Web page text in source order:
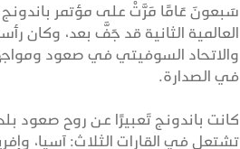
سَبعونَ عَامًا مَرَّتْ على مؤتمر
العالمية الثانية قد جَفَّ بعد، وكان
والاتحاد السوفيتي في صعود
في الصدارة.
كانت باندونج تَعبيرًا عن روح صعود
تشتعل في القارات الثلاث: آسيا،